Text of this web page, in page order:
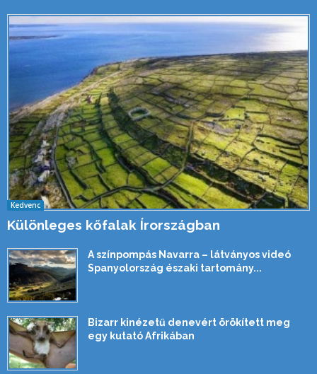
Kedvenc
Különleges kőfalak Írországban
A színpompás Navarra – látványos videó
Spanyolország északi tartomány...
Bizarr kinézetű denevért örökített meg
egy kutató Afrikában